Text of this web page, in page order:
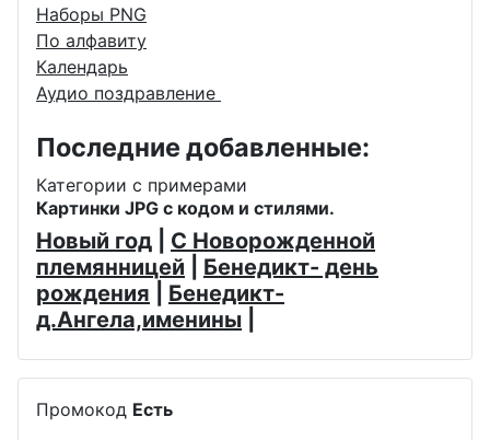
Наборы PNG
По алфавиту
Календарь
Аудио поздравление
Последние добавленные:
Категории с примерами
Картинки JPG с кодом и стилями.
Новый год
С Новорожденной
племянницей
Бенедикт- день
рождения
Бенедикт-
д.Ангела,именины
Промокод Есть